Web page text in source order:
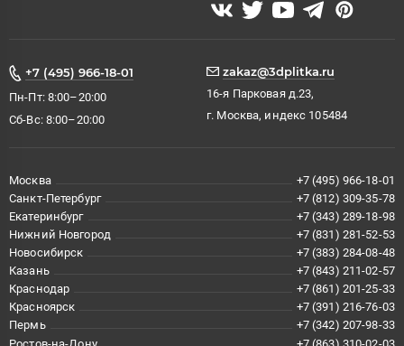
+7 (495) 966-18-01
Пн-Пт: 8:00–20:00
Сб-Вс: 8:00–20:00
zakaz@3dplitka.ru
16-я Парковая д.23,
г. Москва, индекс 105484
Москва
+7 (495) 966-18-01
Санкт-Петербург
+7 (812) 309-35-78
Екатеринбург
+7 (343) 289-18-98
Нижний Новгород
+7 (831) 281-52-53
Новосибирск
+7 (383) 284-08-48
Казань
+7 (843) 211-02-57
Краснодар
+7 (861) 201-25-33
Красноярск
+7 (391) 216-76-03
Пермь
+7 (342) 207-98-33